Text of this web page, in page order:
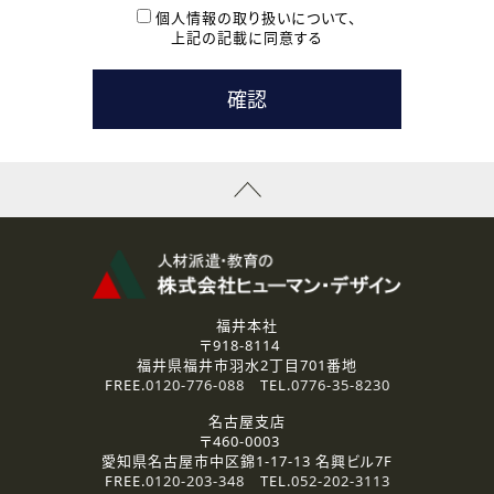
本登録に関するご連絡および本登録時の参考情報として利
たします。
( 3 ) スタッフ派遣を検討されている企業の皆様
お問い合わせの内容に回答するために利用いたします。
なお、ご連絡手段は、電話・Ｅメールのいずれかの方法とい
資料送付、受講相談に関するご連絡のために利用いたしま
その他、お問い合わせの内容に回答するために利用いたし
なお、ご連絡手段は、電話・Ｅメールのいずれかの方法とい
2.個人情報の第三者提供
ご提供いただいた個人情報は、法令等の規定に従う場合を除き、
3.個人情報の取り扱いの委託
弊社の定める個人情報保護の評価基準を満たした委託先に、個
人情報を委託する場合があります。
個人情報の取り扱いについて、
上記の記載に同意する
福井本社
〒918-8114
福井県福井市羽水2丁目701番地
FREE.0120-776-088 TEL.0776-35-8230
名古屋支店
〒460-0003
愛知県名古屋市中区錦1-17-13 名興ビル7F
FREE.0120-203-348 TEL.052-202-3113